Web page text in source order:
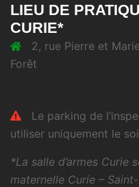
LIEU DE
CURIE*
2, rue Pierre et
Forêt
Le parking de
utiliser uniquement le
*La salle d’armes Curie
maternelle Curie –